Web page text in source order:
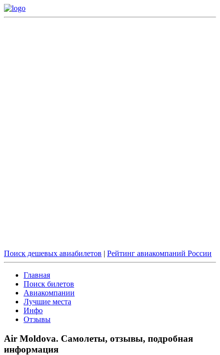
Поиск дешевых авиабилетов | Рейтинг авиакомпаний России
Главная
Поиск билетов
Авиакомпании
Лучшие места
Инфо
Отзывы
Air Moldova. Самолеты, отзывы, подробная
информация